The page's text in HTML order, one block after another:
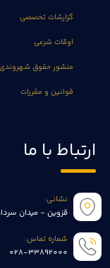
گزارشات تخصصی
اوقات شرعی
منشور حقوق شهروندی
قوانین و مقررات
ارتباط با ما
نشانی:
قزوین - میدان
شماره تماس:
028-33892000